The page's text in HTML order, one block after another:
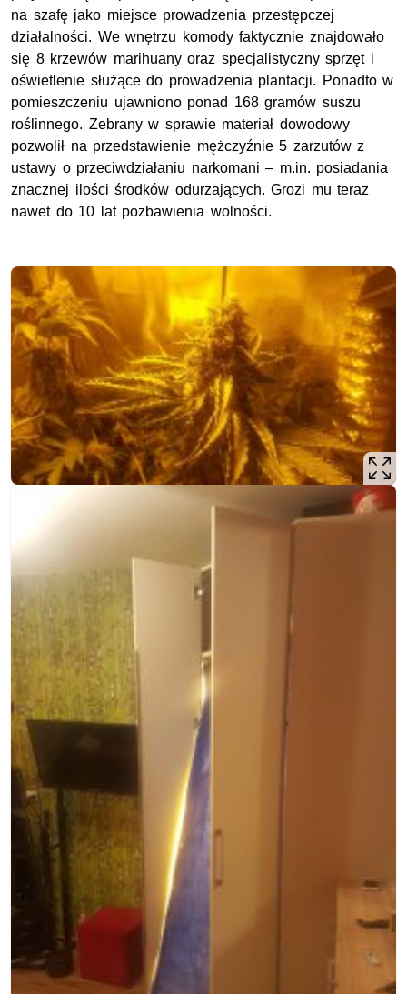
na szafę jako miejsce prowadzenia przestępczej
działalności. We wnętrzu komody faktycznie znajdowało
się 8 krzewów marihuany oraz specjalistyczny sprzęt i
oświetlenie służące do prowadzenia plantacji. Ponadto w
pomieszczeniu ujawniono ponad 168 gramów suszu
roślinnego. Zebrany w sprawie materiał dowodowy
pozwolił na przedstawienie mężczyźnie 5 zarzutów z
ustawy o przeciwdziałaniu narkomani – m.in. posiadania
znacznej ilości środków odurzających. Grozi mu teraz
nawet do 10 lat pozbawienia wolności.